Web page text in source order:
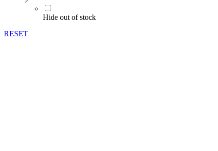
Hide out of stock
RESET